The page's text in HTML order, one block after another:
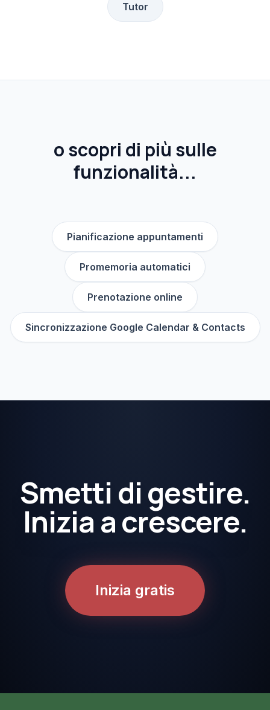
Tutor
o scopri di più sulle
funzionalità...
Pianificazione appuntamenti
Promemoria automatici
Prenotazione online
Sincronizzazione Google Calendar & Contacts
Smetti di gestire.
Inizia a crescere.
Inizia gratis